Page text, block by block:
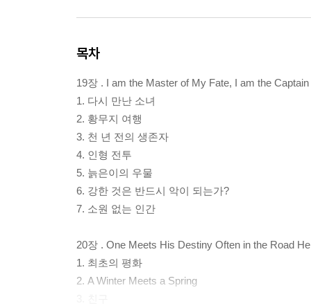
목차
19장 . I am the Master of My Fate, I am the
1. 다시 만난 소녀
2. 황무지 여행
3. 천 년 전의 생존자
4. 인형 전투
5. 늙은이의 우물
6. 강한 것은 반드시 악이 되는가?
7. 소원 없는 인간
20장 . One Meets His Destiny Often in the Road
1. 최초의 평화
2. A Winter Meets a Spring